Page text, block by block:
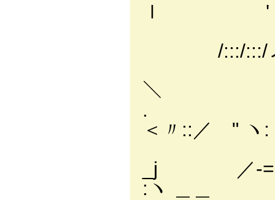
ｌ ' ''‐
/:::/:::/
＼ ｨ':／;
. /‐^! l
＜〃::／ " ヽ:
_j ／-= ' ,
:ヽ ＿＿